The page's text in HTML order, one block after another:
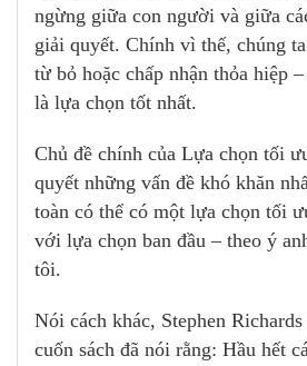
ngừng giữa con người và giữa
giải quyết. Chính vì thế, chúng
từ bỏ hoặc chấp nhận thỏa hiệp
là lựa chọn tốt nhất.
Chủ đề chính của Lựa chọn tối
quyết những vấn đề khó khăn
toàn có thể có một lựa chọn tối
với lựa chọn ban đầu – theo ý
tôi.
Nói cách khác, Stephen
cuốn sách đã nói rằng: Hầu hết